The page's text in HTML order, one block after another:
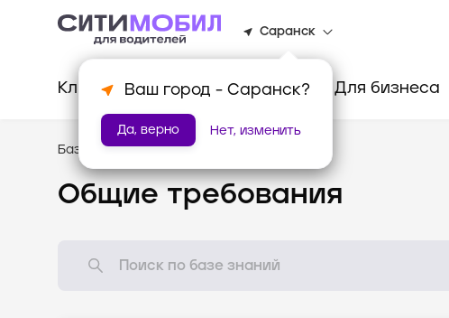
Саранск
Ваш город - Саранск?
Да, верно Нет, изменить
Клиентам Водителям Для бизнеса
База знаний /Стандарты оказания услуг
Общие требования